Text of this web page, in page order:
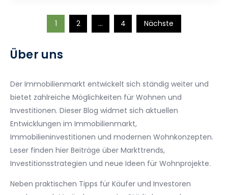
der
Beiträge
1 2 … 4 Nächste
Über uns
Der Immobilienmarkt entwickelt sich ständig weiter und
bietet zahlreiche Möglichkeiten für Wohnen und
Investitionen. Dieser Blog widmet sich aktuellen
Entwicklungen im Immobilienmarkt,
Immobilieninvestitionen und modernen Wohnkonzepten.
Leser finden hier Beiträge über Markttrends,
Investitionsstrategien und neue Ideen für Wohnprojekte.
Neben praktischen Tipps für Käufer und Investoren